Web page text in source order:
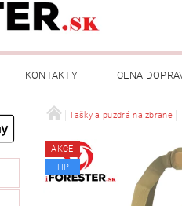
KONTAKTY CENA
Tašky a puzdrá na zbrane
AKCE
TIP